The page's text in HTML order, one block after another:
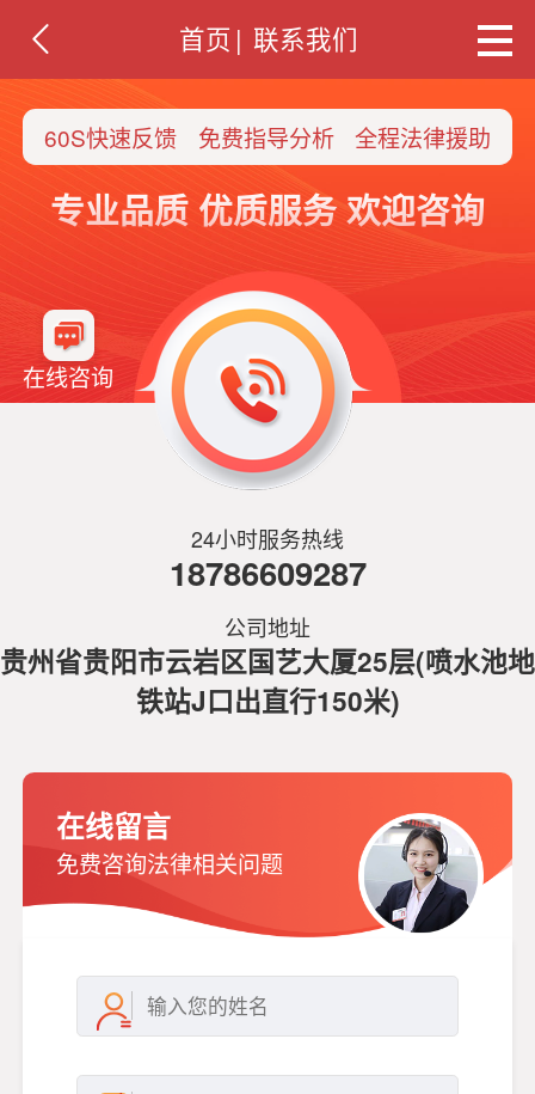
首页 | 联系我们
60S快速反馈 免费指导分析 全程法律援助
专业品质 优质服务 欢迎咨询
在线咨询
24小时服务热线
18786609287
公司地址
贵州省贵阳市云岩区国艺大厦25层(喷水池地
铁站J口出直行150米)
在线留言
免费咨询法律相关问题